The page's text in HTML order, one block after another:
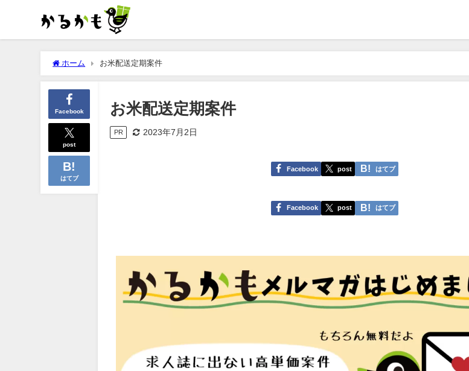
ホーム お米配送定期案件
Facebook
post
はてブ
お米配送定期案件
PR 2023年7月2日
Facebook post はてブ
Facebook post はてブ